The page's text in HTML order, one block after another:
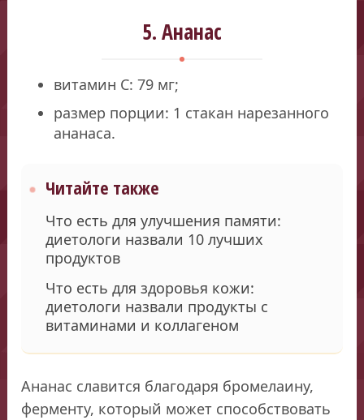
5. Ананас
витамин С: 79 мг;
размер порции: 1 стакан нарезанного
ананаса.
Читайте также
Что есть для улучшения памяти:
диетологи назвали 10 лучших
продуктов
Что есть для здоровья кожи:
диетологи назвали продукты с
витаминами и коллагеном
Ананас славится благодаря бромелаину,
ферменту, который может способствовать